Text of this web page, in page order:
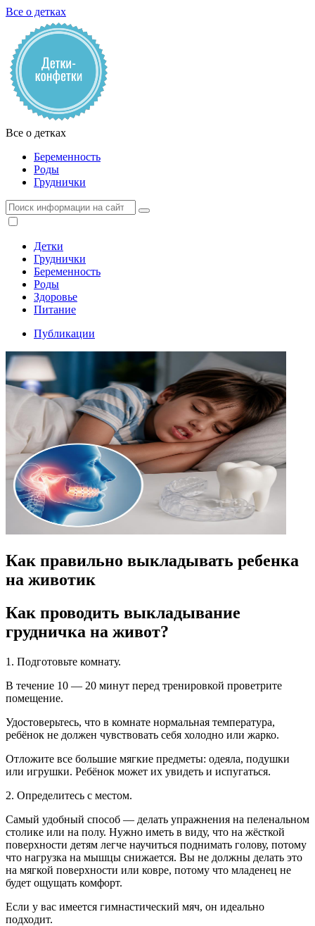
Все о детках
Все о детках
Беременность
Роды
Груднички
Детки
Груднички
Беременность
Роды
Здоровье
Питание
Публикации
Как правильно выкладывать ребенка
на животик
Как проводить выкладывание
грудничка на живот?
1. Подготовьте комнату.
В течение 10 — 20 минут перед тренировкой проветрите
помещение.
Удостоверьтесь, что в комнате нормальная температура,
ребёнок не должен чувствовать себя холодно или жарко.
Отложите все большие мягкие предметы: одеяла, подушки
или игрушки. Ребёнок может их увидеть и испугаться.
2. Определитесь с местом.
Самый удобный способ — делать упражнения на пеленальном
столике или на полу. Нужно иметь в виду, что на жёсткой
поверхности детям легче научиться поднимать голову, потому
что нагрузка на мышцы снижается. Вы не должны делать это
на мягкой поверхности или ковре, потому что младенец не
будет ощущать комфорт.
Если у вас имеется гимнастический мяч, он идеально
подходит.